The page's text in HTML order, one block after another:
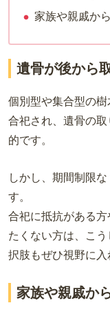
家族や親戚か
遺骨が後から
個別型や集合型の
合祀され、遺骨の
的です。
しかし、期間制限
す。
合祀に抵抗がある
たくない方は、こ
択肢もぜひ視野に入
家族や親戚か